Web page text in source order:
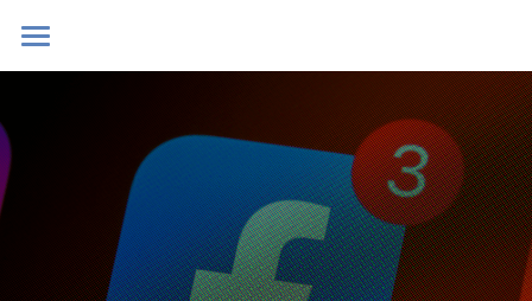
Home
Contact
Zoeken